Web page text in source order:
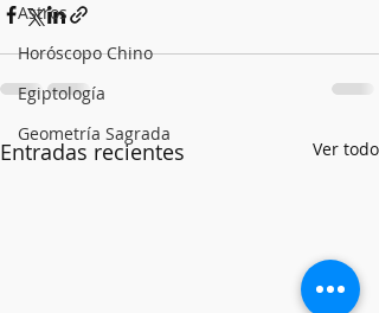
Astros
Horóscopo Chino
Egiptología
Geometría Sagrada
Entradas recientes Ver todo